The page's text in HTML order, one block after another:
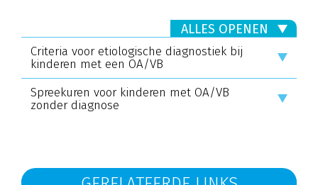
ALLES OPENEN
Criteria voor etiologische diagnostiek bij
kinderen met een OA/VB
Spreekuren voor kinderen met OA/VB
zonder diagnose